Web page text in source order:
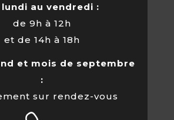
lundi au vendredi :
de 9h à 12h
et de 14h à 18h
et mois de septembre
:
sur rendez-vous